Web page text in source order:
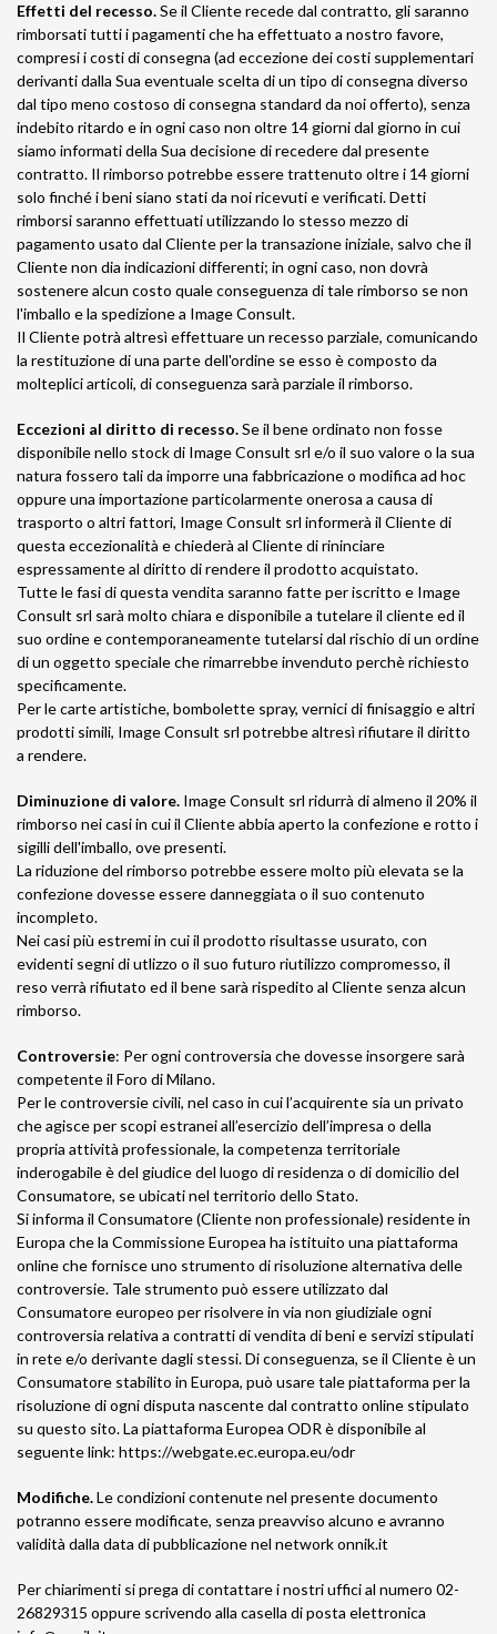
Effetti del recesso.Se il Cliente recede dal contratto, gli saranno
rimborsati tutti i pagamenti che ha effettuato a nostro favore,
compresi i costi di consegna (ad eccezione dei costi supplementari
derivanti dalla Sua eventuale scelta di un tipo di consegna diverso
dal tipo meno costoso di consegna standard da noi offerto), senza
indebito ritardo e in ogni caso non oltre 14 giorni dal giorno in cui
siamo informati della Sua decisione di recedere dal presente
contratto. Il rimborso potrebbe essere trattenuto oltre i 14 giorni
solo finché i beni siano stati da noi ricevuti e verificati. Detti
rimborsi saranno effettuati utilizzando lo stesso mezzo di
pagamento usato dal Cliente per la transazione iniziale, salvo che il
Cliente non dia indicazioni differenti; in ogni caso, non dovrà
sostenere alcun costo quale conseguenza di tale rimborso se non
l'imballo e la spedizione a Image Consult.
Il Cliente potrà altresì effettuare un recesso parziale, comunicando
la restituzione di una parte dell'ordine se esso è composto da
molteplici articoli, di conseguenza sarà parziale il rimborso.
Eccezioni al diritto di recesso.Se il bene ordinato non fosse
disponibile nello stock di Image Consult srl e/o il suo valore o la sua
natura fossero tali da imporre una fabbricazione o modifica ad hoc
oppure una importazione particolarmente onerosa a causa di
trasporto o altri fattori, Image Consult srl informerà il Cliente di
questa eccezionalità e chiederà al Cliente di rininciare
espressamente al diritto di rendere il prodotto acquistato.
Tutte le fasi di questa vendita saranno fatte per iscritto e Image
Consult srl sarà molto chiara e disponibile a tutelare il cliente ed il
suo ordine e contemporaneamente tutelarsi dal rischio di un ordine
di un oggetto speciale che rimarrebbe invenduto perchè richiesto
specificamente.
Per le carte artistiche, bombolette spray, vernici di finisaggio e altri
prodotti simili, Image Consult srl potrebbe altresì rifiutare il diritto
a rendere.
Diminuzione di valore. Image Consult srl ridurrà di almeno il 20% il
rimborso nei casi in cui il Cliente abbia aperto la confezione e rotto i
sigilli dell'imballo, ove presenti.
La riduzione del rimborso potrebbe essere molto più elevata se la
confezione dovesse essere danneggiata o il suo contenuto
incompleto.
Nei casi più estremi in cui il prodotto risultasse usurato, con
evidenti segni di utlizzo o il suo futuro riutilizzo compromesso, il
reso verrà rifiutato ed il bene sarà rispedito al Cliente senza alcun
rimborso.
Controversie: Per ogni controversia che dovesse insorgere sarà
competente il Foro di Milano.
Per le controversie civili, nel caso in cui l’acquirente sia un privato
che agisce per scopi estranei all’esercizio dell’impresa o della
propria attività professionale, la competenza territoriale
inderogabile è del giudice del luogo di residenza o di domicilio del
Consumatore, se ubicati nel territorio dello Stato.
Si informa il Consumatore (Cliente non professionale) residente in
Europa che la Commissione Europea ha istituito una piattaforma
online che fornisce uno strumento di risoluzione alternativa delle
controversie. Tale strumento può essere utilizzato dal
Consumatore europeo per risolvere in via non giudiziale ogni
controversia relativa a contratti di vendita di beni e servizi stipulati
in rete e/o derivante dagli stessi. Di conseguenza, se il Cliente è un
Consumatore stabilito in Europa, può usare tale piattaforma per la
risoluzione di ogni disputa nascente dal contratto online stipulato
su questo sito. La piattaforma Europea ODR è disponibile al
seguente link: https://webgate.ec.europa.eu/odr
Modifiche.Le condizioni contenute nel presente documento
potranno essere modificate, senza preavviso alcuno e avranno
validità dalla data di pubblicazione nel network onnik.it
Per chiarimenti si prega di contattare i nostri uffici al numero 02-
26829315 oppure scrivendo alla casella di posta elettronica